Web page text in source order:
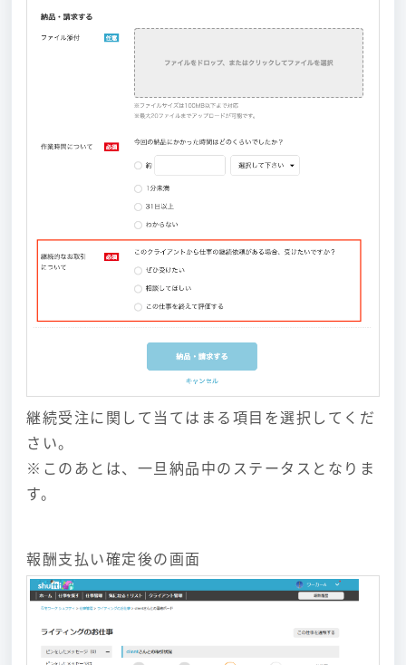
継続受注に関して当てはまる項目を選択してくだ
さい。
※このあとは、一旦納品中のステータスとなりま
す。
報酬支払い確定後の画面